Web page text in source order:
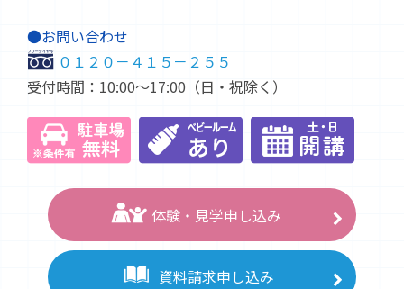
●お問い合わせ
０１２０－４１５－２５５
受付時間：10:00～17:00（日・祝除く）
体験・見学申し込み
資料請求申し込み